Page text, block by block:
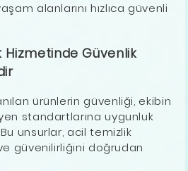
alanlarını hızlıca güvenli
Hizmetinde Güvenlik
ürünlerin güvenliği, ekibin
standartlarına uygunluk
unsurlar, acil temizlik
güvenilirliğini doğrudan